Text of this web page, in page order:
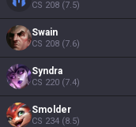
CS 208 (7.5)
Swain
CS 208 (7.6)
Syndra
CS 220 (7.4)
Smolder
CS 234 (8.5)